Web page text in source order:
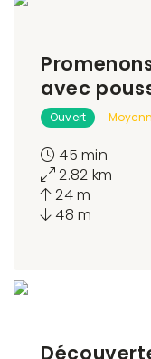
avec
Ouvert
45 min
2.82 km
24 m
48 m